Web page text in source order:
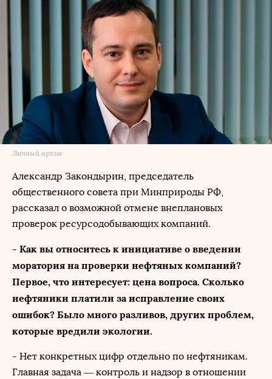
Личный архив
Александр Закондырин, председатель
общественного совета при Минприроды РФ,
рассказал о возможной отмене внеплановых
проверок ресурсодобывающих компаний.
- Как вы относитесь к инициативе о введении
моратория на проверки нефтяных компаний?
Первое, что интересует: цена вопроса. Сколько
нефтяники платили за исправление своих
ошибок? Было много разливов, других проблем,
которые вредили экологии.
- Нет конкретных цифр отдельно по нефтяникам.
Главная задача — контроль и надзор в отношении